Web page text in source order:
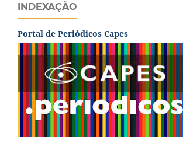
INDEXAÇÃO
Portal de Periódicos Capes